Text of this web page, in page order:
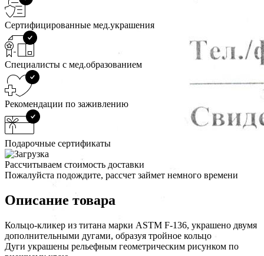
Сертифицированные мед.украшения
Специалисты с мед.образованием
Рекомендации по заживлению
Подарочные сертификаты
Рассчитываем стоимость доставки
Пожалуйста подождите, рассчет займет немного времени
Описание товара
Кольцо-кликер из титана марки ASTM F-136, украшено двумя
дополнительными дугами, образуя тройное кольцо
Дуги украшены рельефным геометрическим рисунком по